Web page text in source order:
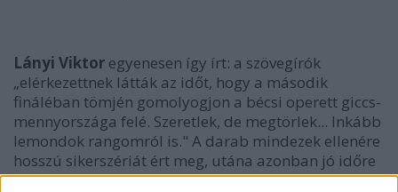
Lányi Viktor egyenesen így írt: a szövegírók
„elérkezettnek látták az időt, hogy a második
fináléban tömjén gomolyogjon a bécsi operett giccs-
mennyországa felé. Szeretlek, de megtörlek... Inkább
lemondok rangomról is." A darab mindezek ellenére
hosszú sikerszériát ért meg, utána azonban jó időre
lekerült a műsorrendről.